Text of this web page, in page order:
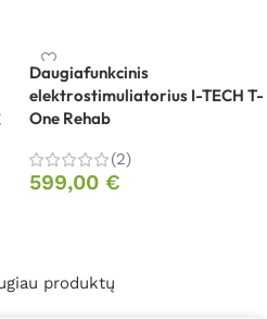
Daugiafunkcinis
elektrostimuliatorius I-TECH T-
One Rehab
(2)
599,00 €
produktų